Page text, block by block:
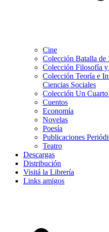
Cine
Colección Batalla de
Colección Filosofía
Colección Teoría e
Ciencias Sociales
Colección Un
Cuentos
Economía
Novelas
Poesía
Publicaciones
Teatro
Descargas
Distribución
Visitá la Librería
Links amigos